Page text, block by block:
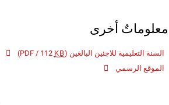
معلوماتٌ أخرى
السنة التعليمية للاجئين البالغين (PDF / 112
KB
)
الموقع الرسمي